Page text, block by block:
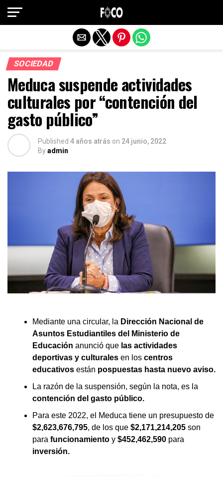
SOCIEDAD
Meduca suspende actividades
culturales por “contención del
gasto público”
Published 4 años atrás on 24 junio, 2022
Byadmin
Mediante una circular, la Dirección Nacional de
Asuntos Estudiantiles del Ministerio de
Educación anunció que las actividades
deportivas y culturales en los centros
educativos están pospuestas hasta nuevo aviso.
La razón de la suspensión, según la nota, es la
contención del gasto público.
Para este 2022, el Meduca tiene un presupuesto de
$2,623,676,795, de los que $2,171,214,205 son
para funcionamiento y $452,462,590 para
inversión.
Salir de la versión móvil